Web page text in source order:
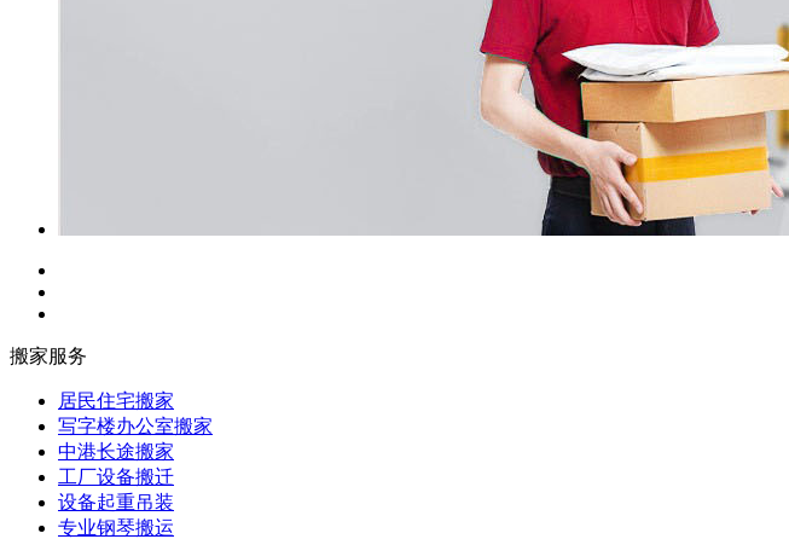
搬家服务
居民住宅搬家
写字楼办公室搬家
中港长途搬家
工厂设备搬迁
设备起重吊装
专业钢琴搬运